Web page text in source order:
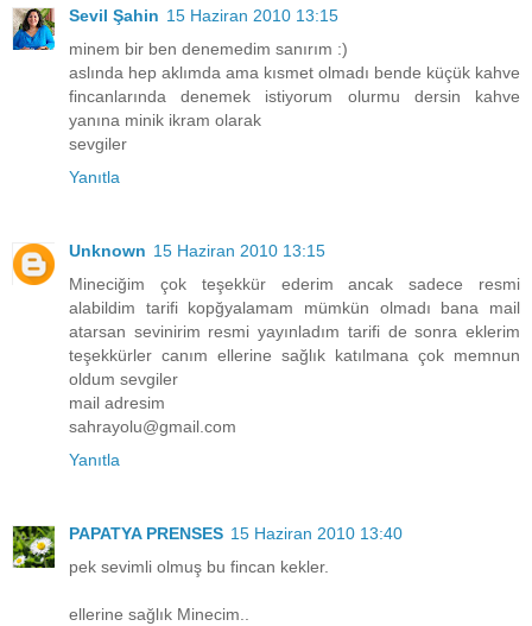
Sevil Şahin 15 Haziran 2010 13:15
minem bir ben denemedim sanırım :)
aslında hep aklımda ama kısmet olmadı bende küçük kahve
fincanlarında denemek istiyorum olurmu dersin kahve
yanına minik ikram olarak
sevgiler
Yanıtla
Unknown 15 Haziran 2010 13:15
Mineciğim çok teşekkür ederim ancak sadece resmi
alabildim tarifi kopğyalamam mümkün olmadı bana mail
atarsan sevinirim resmi yayınladım tarifi de sonra eklerim
teşekkürler canım ellerine sağlık katılmana çok memnun
oldum sevgiler
mail adresim
sahrayolu@gmail.com
Yanıtla
PAPATYA PRENSES 15 Haziran 2010 13:40
pek sevimli olmuş bu fincan kekler.
ellerine sağlık Minecim..